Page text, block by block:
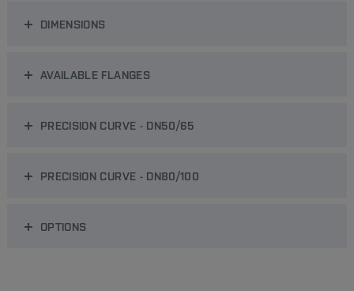
DIMENSIONS
AVAILABLE FLANGES
PRECISION CURVE - DN50/65
PRECISION CURVE - DN80/100
OPTIONS